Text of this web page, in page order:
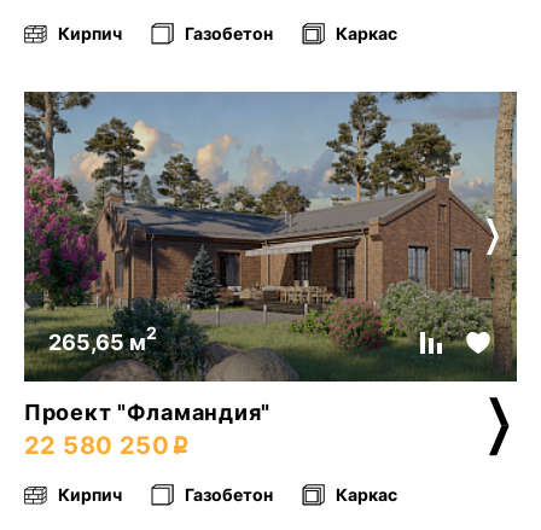
Кирпич Газобетон Каркас
265,65 м2
Проект "Фламандия"
22 580 250
Кирпич Газобетон Каркас